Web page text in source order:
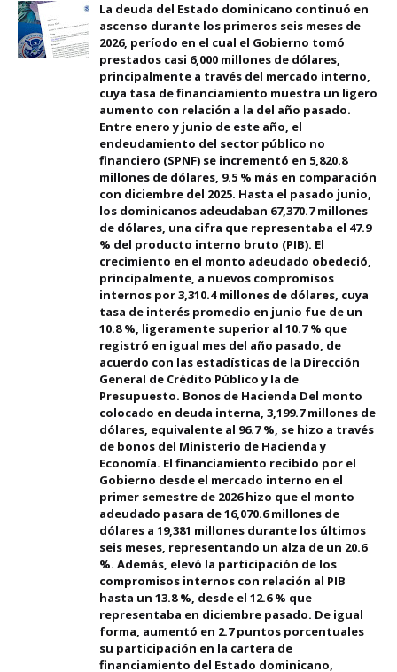
La deuda del Estado dominicano continuó en
ascenso durante los primeros seis meses de
2026, período en el cual el Gobierno tomó
prestados casi 6,000 millones de dólares,
principalmente a través del mercado interno,
cuya tasa de financiamiento muestra un ligero
aumento con relación a la del año pasado.
Entre enero y junio de este año, el
endeudamiento del sector público no
financiero (SPNF) se incrementó en 5,820.8
millones de dólares, 9.5 % más en comparación
con diciembre del 2025. Hasta el pasado junio,
los dominicanos adeudaban 67,370.7 millones
de dólares, una cifra que representaba el 47.9
% del producto interno bruto (PIB). El
crecimiento en el monto adeudado obedeció,
principalmente, a nuevos compromisos
internos por 3,310.4 millones de dólares, cuya
tasa de interés promedio en junio fue de un
10.8 %, ligeramente superior al 10.7 % que
registró en igual mes del año pasado, de
acuerdo con las estadísticas de la Dirección
General de Crédito Público y la de
Presupuesto. Bonos de Hacienda Del monto
colocado en deuda interna, 3,199.7 millones de
dólares, equivalente al 96.7 %, se hizo a través
de bonos del Ministerio de Hacienda y
Economía. El financiamiento recibido por el
Gobierno desde el mercado interno en el
primer semestre de 2026 hizo que el monto
adeudado pasara de 16,070.6 millones de
dólares a 19,381 millones durante los últimos
seis meses, representando un alza de un 20.6
%. Además, elevó la participación de los
compromisos internos con relación al PIB
hasta un 13.8 %, desde el 12.6 % que
representaba en diciembre pasado. De igual
forma, aumentó en 2.7 puntos porcentuales
su participación en la cartera de
financiamiento del Estado dominicano,